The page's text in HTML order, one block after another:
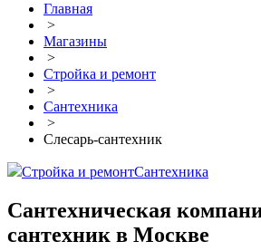
Главная
>
Магазины
>
Стройка и ремонт
>
Сантехника
>
Слесарь-сантехник
Стройка и ремонтСантехника
Сантехническая
сантехник в Москве